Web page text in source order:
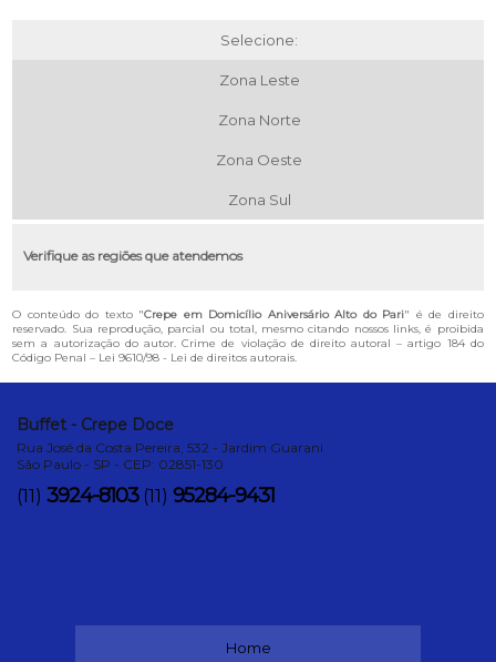
Selecione:
Zona Leste
Zona Norte
Zona Oeste
Zona Sul
Verifique as regiões que atendemos
O conteúdo do texto "Crepe em Domicílio Aniversário Alto do Pari" é de direito
reservado. Sua reprodução, parcial ou total, mesmo citando nossos links, é proibida
sem a autorização do autor. Crime de violação de direito autoral – artigo 184 do
Código Penal – Lei 9610/98 - Lei de direitos autorais.
Buffet - Crepe Doce
Rua José da Costa Pereira, 532 - Jardim Guarani
São Paulo - SP - CEP: 02851-130
(11) 3924-8103 (11) 95284-9431
Home